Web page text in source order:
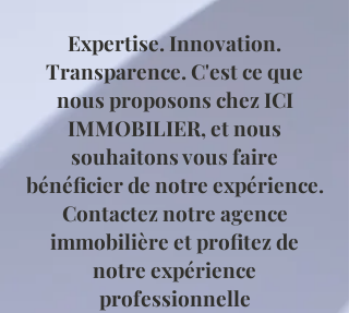
Expertise. Innovation.
Transparence. C'est ce que
nous proposons chez ICI
IMMOBILIER, et nous
souhaitons vous faire
bénéficier de notre expérience.
Contactez notre agence
immobilière et profitez de
notre expérience
professionnelle